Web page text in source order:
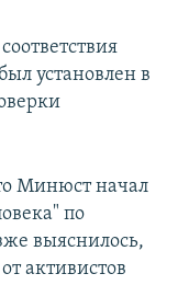
установлен в
Минюст начал
по
выяснилось,
активистов